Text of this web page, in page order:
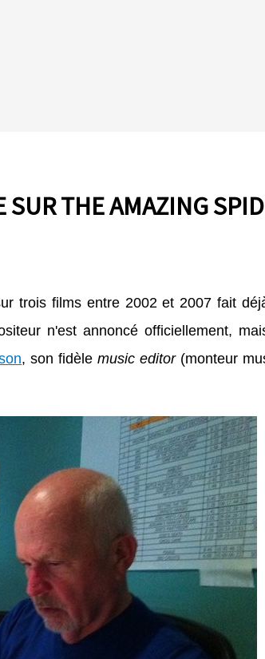
SUR THE AMAZING
trois films entre 2002 et 2007 fait
n'est annoncé officiellement,
, son fidèlemusic editor(monteur